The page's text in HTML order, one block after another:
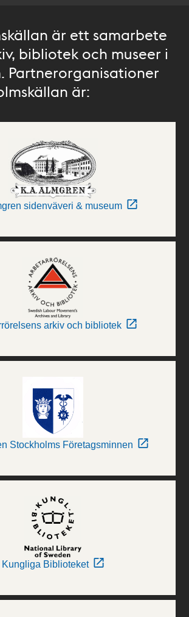
är ett samarbete
bibliotek och museer i
Partnerorganisationer
är:
sidenväveri & museum
arkiv och bibliotek
Stockholms Företagsminnen
Kungliga Biblioteket